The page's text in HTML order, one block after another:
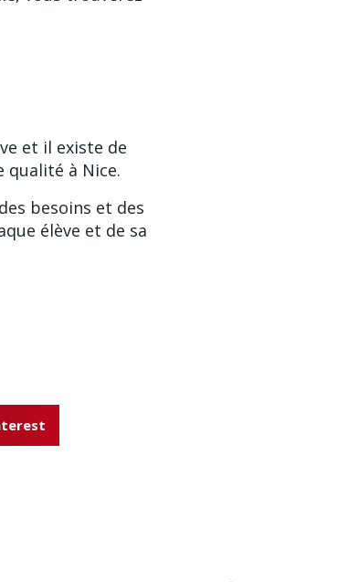
et il existe de
qualité à Nice.
besoins et des
élève et de sa